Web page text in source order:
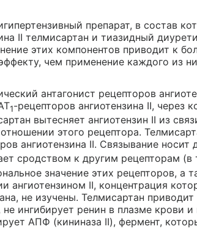
препарат, в состав
II телмисартан и тиазидный
этих компонентов приводит к
чем применение каждого из
антагонист рецепторов
1-рецепторов ангиотензина II, через
вытесняет ангиотензин II из
этого рецептора.
ангиотензина II. Связывание носит
сродством к другим рецепторам (в
значение этих рецепторов, а
ангиотензином II, концентрация
не изучены. Телмисартан
ингибирует ренин в плазме крови
АПФ (кининаза II), фермент,